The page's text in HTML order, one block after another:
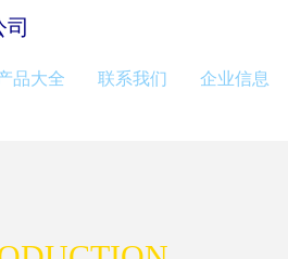
品大全 联系我们 企业信息